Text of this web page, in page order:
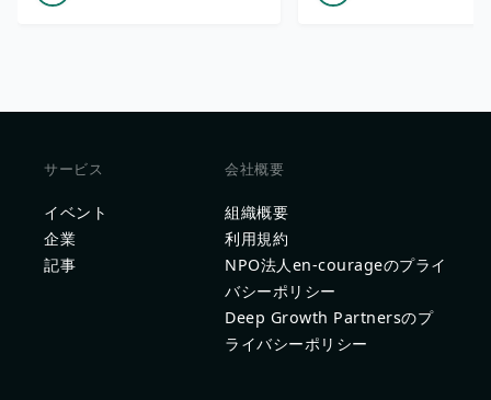
サービス
イベント
企業
記事
会社概要
組織概要
利用規約
NPO法人en-courageのプライ
バシーポリシー
Deep Growth Partnersのプ
ライバシーポリシー